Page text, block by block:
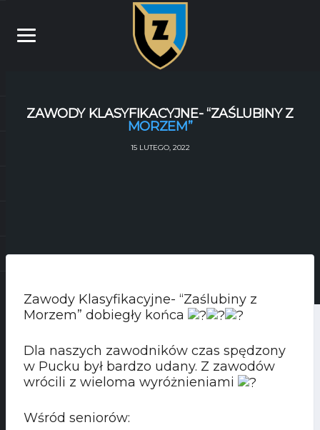
ZAWODY KLASYFIKACYJNE- “ZAŚLUBINY Z
MORZEM”
15 LUTEGO, 2022
Zawody Klasyfikacyjne- “Zaślubiny z
Morzem” dobiegły końca
Dla naszych zawodników czas spędzony
w Pucku był bardzo udany. Z zawodów
wrócili z wieloma wyróżnieniami
Wśród seniorów: